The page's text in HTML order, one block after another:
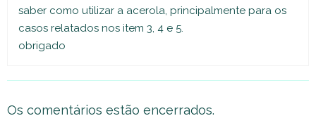
saber como utilizar a acerola, principalmente para os
casos relatados nos item 3, 4 e 5.
obrigado
Os comentários estão encerrados.